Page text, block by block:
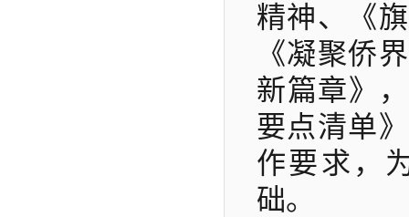
精神、《
《凝聚侨
新篇章》，
要点清单
作要求，
础。